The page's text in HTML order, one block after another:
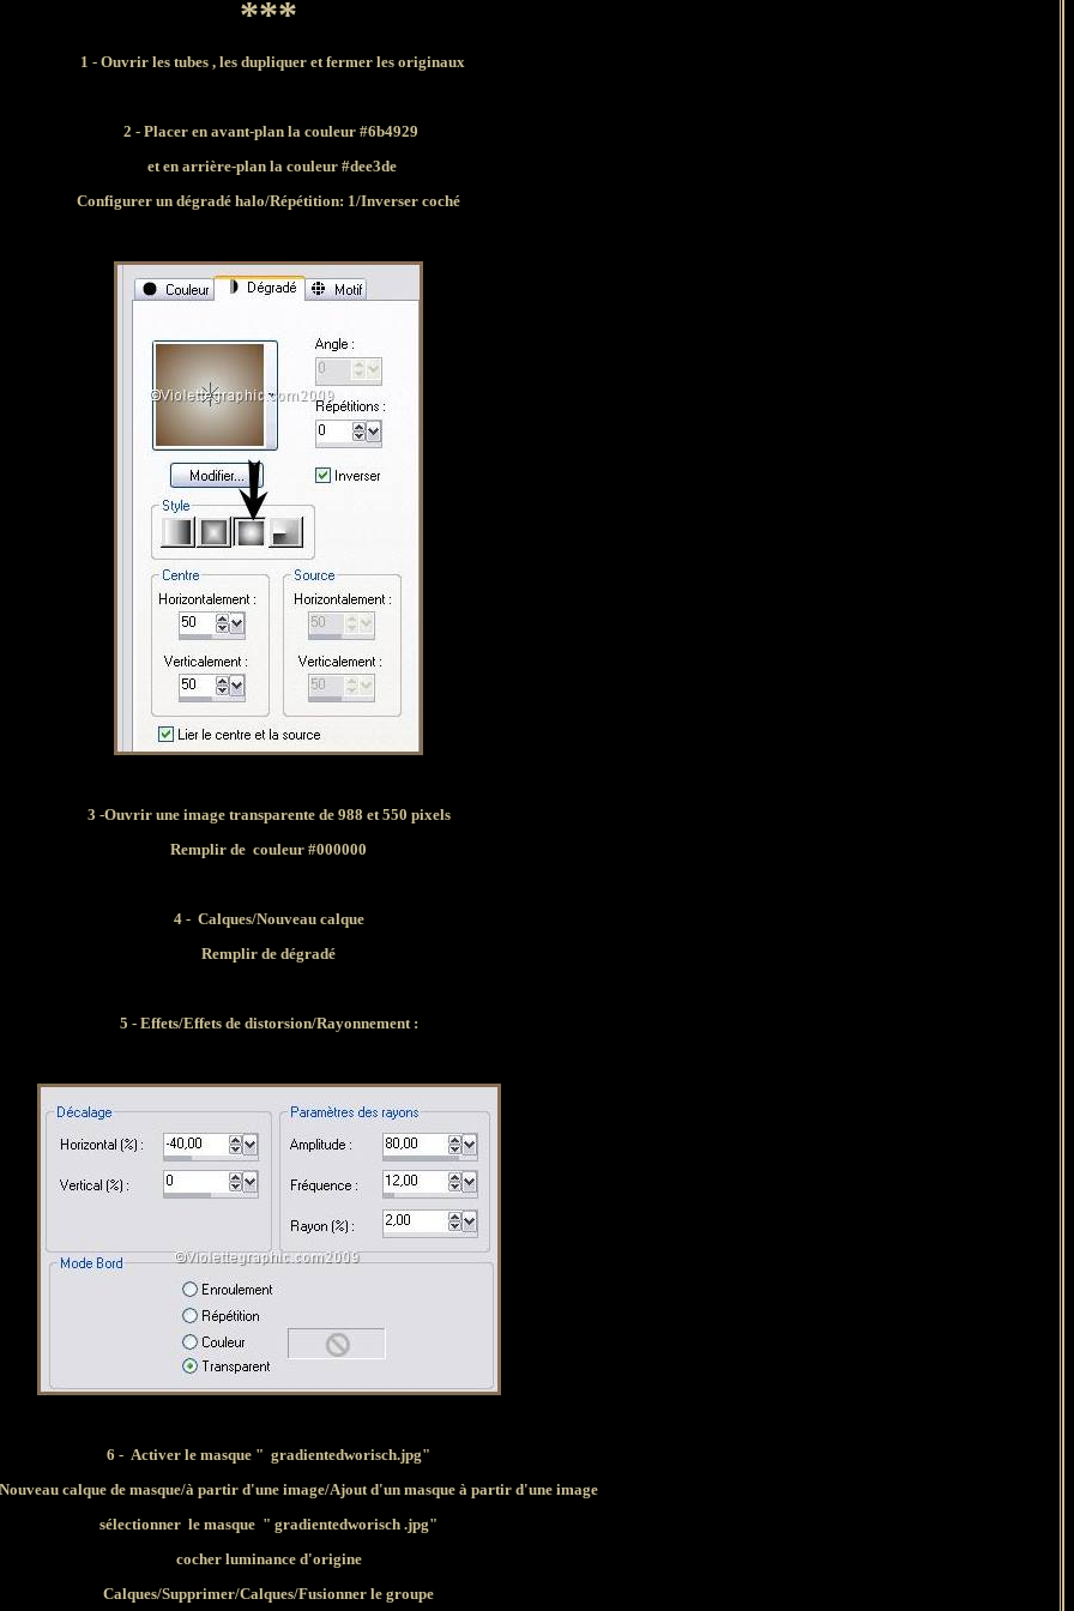
***
1 - Ouvrir les tubes , les dupliquer et fermer les originaux
2 - Placer en avant-plan la couleur #6b4929
et en arrière-plan la couleur #dee3de
Configurer un dégradé halo/Répétition: 1/Inverser coché
3 -Ouvrir une image transparente de 988 et 550 pixels
Remplir de couleur #000000
4 - Calques/Nouveau calque
Remplir de dégradé
5 - Effets/Effets de distorsion/Rayonnement :
6 - Activer le masque " gradientedworisch.jpg"
calque de masque/à partir d'une image/Ajout d'un masque à partir d'une image
sélectionner le masque " gradientedworisch .jpg"
cocher luminance d'origine
Calques/Supprimer/Calques/Fusionner le groupe